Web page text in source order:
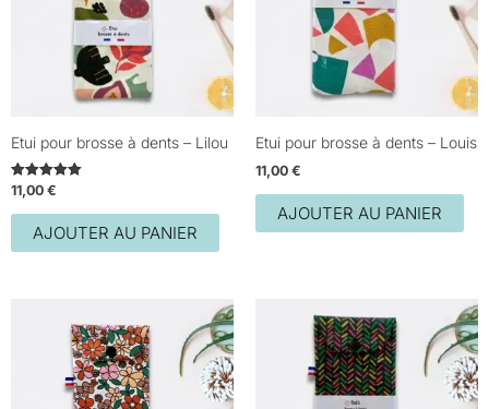
Etui pour brosse à dents – Lilou
Note
5.00
sur 5
11,00 €
AJOUTER AU PANIER
Etui pour brosse à dents – Louis
11,00 €
AJOUTER AU PANIER